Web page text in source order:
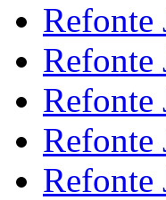
Refonte
Refonte
Refonte
Refonte
Refonte